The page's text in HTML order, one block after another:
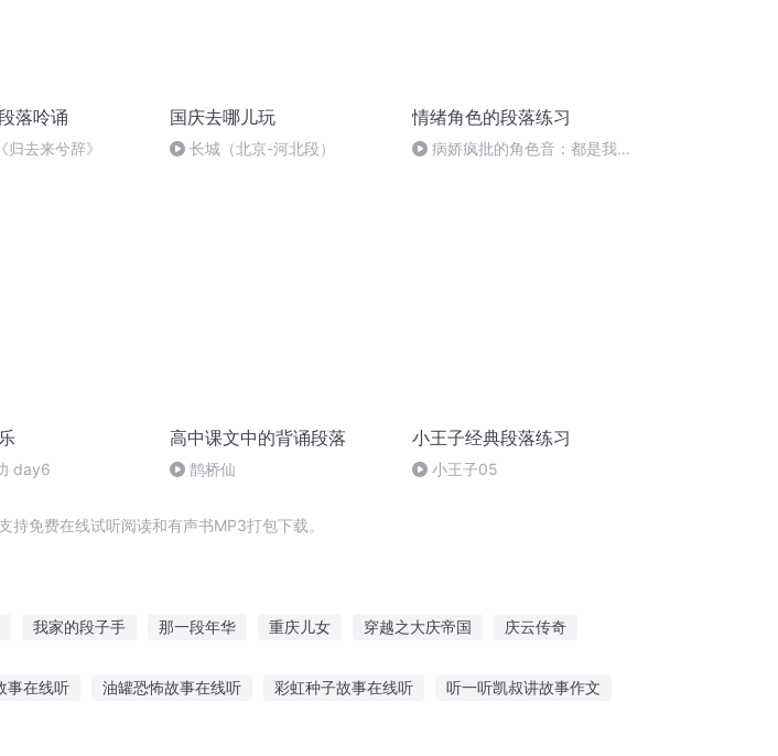
落呤诵
归去来兮辞》
国庆去哪儿玩
长城（北京-河北段）
情绪角色的段落练习
病娇疯批的角色音：都是我的
day6
高中课文中的背诵段落
鹊桥仙
小王子经典段落练习
小王子05
免费在线试听阅读和有声书MP3打包下载。
我家的段子手 那一段年华 重庆儿女 穿越之大庆帝国 庆云传奇
事在线听 油罐恐怖故事在线听 彩虹种子故事在线听 听一听凯叔讲故事作文